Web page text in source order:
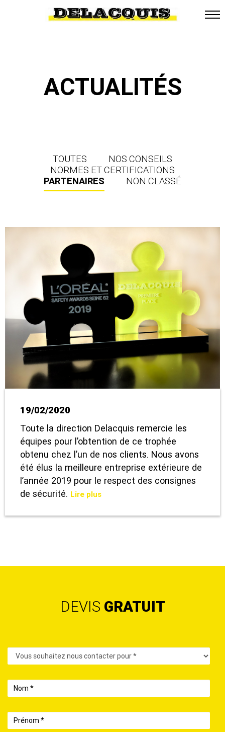
ACTUALITÉS
TOUTES
NOS CONSEILS
NORMES ET CERTIFICATIONS
PARTENAIRES
NON CLASSÉ
19/02/2020
Toute la direction Delacquis remercie les
équipes pour l’obtention de ce trophée
obtenu chez l’un de nos clients. Nous avons
été élus la meilleure entreprise extérieure de
l’année 2019 pour le respect des consignes
de sécurité. Lire plus
DEVIS GRATUIT
Contact
Nom
Prénom